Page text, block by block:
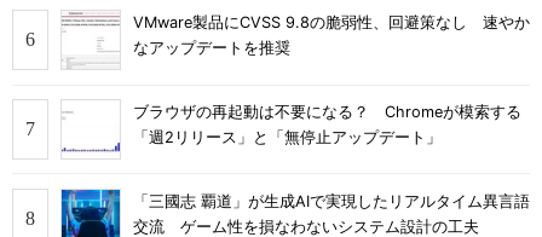
VMware製品にCVSS 9.8の脆弱性、回避策なし 速やか
なアップデートを推奨
ブラウザの再起動は不要になる？ Chromeが模索する
「週2リリース」と「無停止アップデート」
「三國志 覇道」が生成AIで実現したリアルタイム異言語
交流 ゲーム性を損なわないシステム設計の工夫